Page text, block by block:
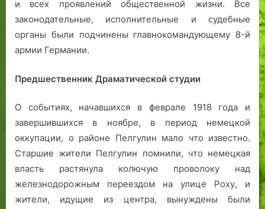
и всех проявлений общественной жизни. Все
законодательные, исполнительные и судебные
органы были подчинены главнокомандующему 8-й
армии Германии.
Предшественник Драматической студии
О событиях, начавшихся в феврале 1918 года и
завершившихся в ноябре, в период немецкой
оккупации, о районе Пелгулин мало что известно.
Старшие жители Пелгулин помнили, что немецкая
власть растянула колючую проволоку над
железнодорожным переездом на улице Роху, и
жители, идущие из центра, вынуждены были